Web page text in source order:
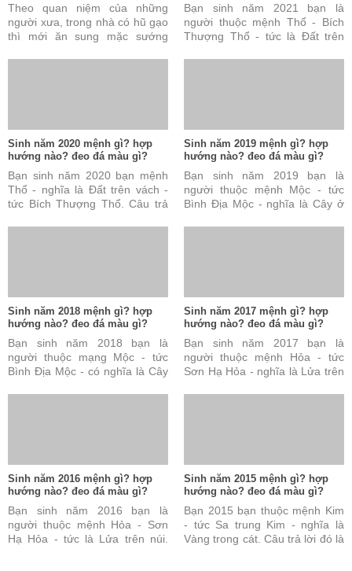
Theo quan niệm của những
người xưa, trong nhà có hũ gạo
thì mới ăn sung mặc sướng
Bạn sinh năm 2021 bạn là
người thuộc mệnh Thổ - Bích
Thượng Thổ - tức là Đất trên
Sinh năm 2020 mệnh gì? hợp
hướng nào? đeo đá màu gì?
Bạn sinh năm 2020 bạn mệnh
Thổ - nghĩa là Đất trên vách -
tức Bích Thượng Thổ. Câu trả
Sinh năm 2019 mệnh gì? hợp
hướng nào? đeo đá màu gì?
Bạn sinh năm 2019 bạn là
người thuộc mệnh Mộc - tức
Bình Địa Mộc - nghĩa là Cây ở
Sinh năm 2018 mệnh gì? hợp
hướng nào? đeo đá màu gì?
Bạn sinh năm 2018 bạn là
người thuộc mạng Mộc - tức
Bình Địa Mộc - có nghĩa là Cây
Sinh năm 2017 mệnh gì? hợp
hướng nào? đeo đá màu gì?
Bạn sinh năm 2017 bạn là
người thuộc mệnh Hỏa - tức
Sơn Hạ Hỏa - nghĩa là Lửa trên
Sinh năm 2016 mệnh gì? hợp
hướng nào? đeo đá màu gì?
Bạn sinh năm 2016 bạn là
người thuộc mệnh Hỏa - Sơn
Hạ Hỏa - tức là Lửa trên núi.
Sinh năm 2015 mệnh gì? hợp
hướng nào? đeo đá màu gì?
Bạn 2015 bạn thuộc mệnh Kim
- tức Sa trung Kim - nghĩa là
Vàng trong cát. Câu trả lời đó là